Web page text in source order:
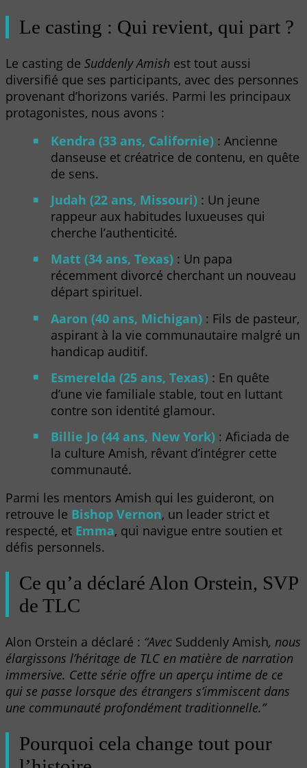
Le casting : Qui revient, qui part ?
Le casting de Suddenly Amish est tout aussi
diversifié que ses participants, avec des personnes
provenant d’horizons variés. Parmi les principaux
protagonistes, nous avons :
Kendra (33 ans, Californie) : Ancienne
danseuse et créatrice de contenu, en quête
de sens.
Judah (22 ans, Missouri) : Un jeune
rappeur aux habitudes luxueuses qui
cherche l’authenticité.
Matt (34 ans, Texas) : Un papa
récemment divorcé cherchant un nouveau
départ spirituel.
Aaron (40 ans, Michigan) : Fils de pasteur,
aspirant à la vie communautaire malgré un
handicap auditif.
Esmerelda (25 ans, Texas) : En quête
d’une vie familiale stable, tout en luttant
contre son identité glamour.
Billie Jo (44 ans, New York) : Aficiada de
la culture Amish, rêvant d’intégrer cette
communauté.
Parmi les mentors Amish qui les guideront, on
retrouve le Bishop Vernon, un leader strict et
respecté, et Emma, qui navigue entre soutien et
défis personnels.
Ce qu’a déclaré Alon Orstein, SVP
de TLC
Alon Orstein a déclaré : “Avec Suddenly Amish, nous
élargissons l’héritage de TLC en matière de narration
immersive. Cette série offre un aperçu intime de ce
qui se passe lorsque des étrangers s’immiscent dans
une communauté profondément traditionnelle.”
Pourquoi cela change tout pour